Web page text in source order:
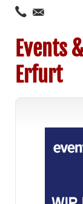
Events
Erfurt